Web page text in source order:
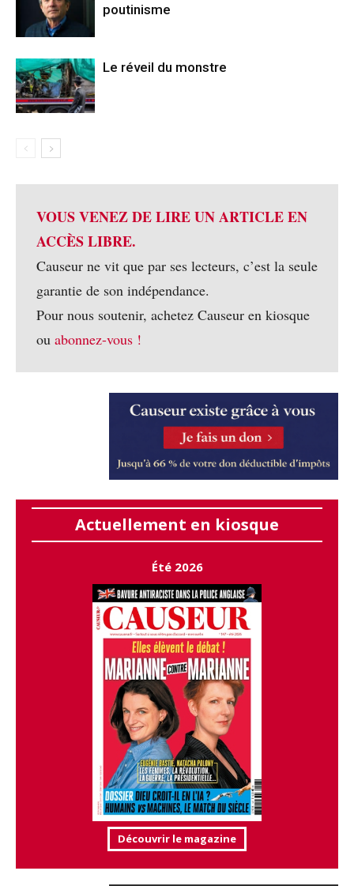
poutinisme
Le réveil du monstre
VOUS VENEZ DE LIRE UN ARTICLE EN
ACCÈS LIBRE.
Causeur ne vit que par ses lecteurs, c’est la seule
garantie de son indépendance.
Pour nous soutenir, achetez Causeur en kiosque
ou abonnez-vous !
Actuellement en kiosque
Été 2026
Découvrir le magazine